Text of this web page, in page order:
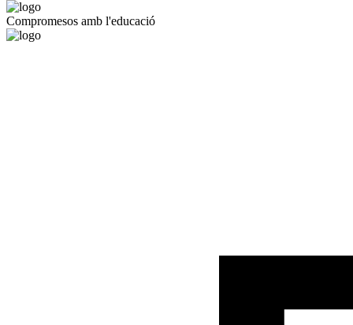
Compromesos amb l'educació